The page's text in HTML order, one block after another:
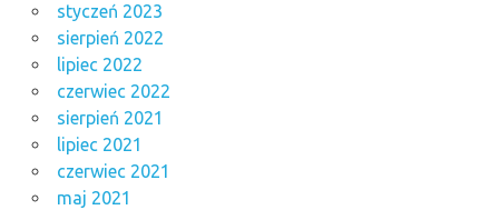
styczeń 2023
sierpień 2022
lipiec 2022
czerwiec 2022
sierpień 2021
lipiec 2021
czerwiec 2021
maj 2021